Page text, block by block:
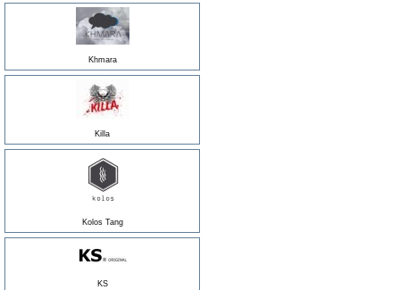
Khmara
Killa
Kolos Tang
KS
Appliquer les filtres